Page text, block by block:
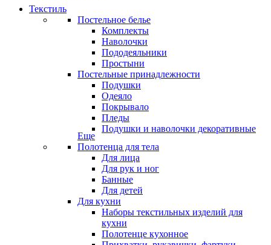
Текстиль
Постельное белье
Комплекты
Наволочки
Пододеяльники
Простыни
Постельные принадлежности
Подушки
Одеяло
Покрывало
Пледы
Подушки и наволочки декоративные
Еще
Полотенца для тела
Для лица
Для рук и ног
Банные
Для детей
Для кухни
Наборы текстильных изделий для
кухни
Полотенце кухонное